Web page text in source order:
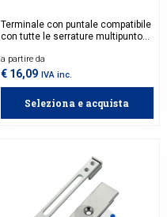
Terminale con puntale compatibile
con tutte le serrature multipunto
comando maniglia.
a partire da
€ 16,09 IVA inc.
Seleziona e acquista